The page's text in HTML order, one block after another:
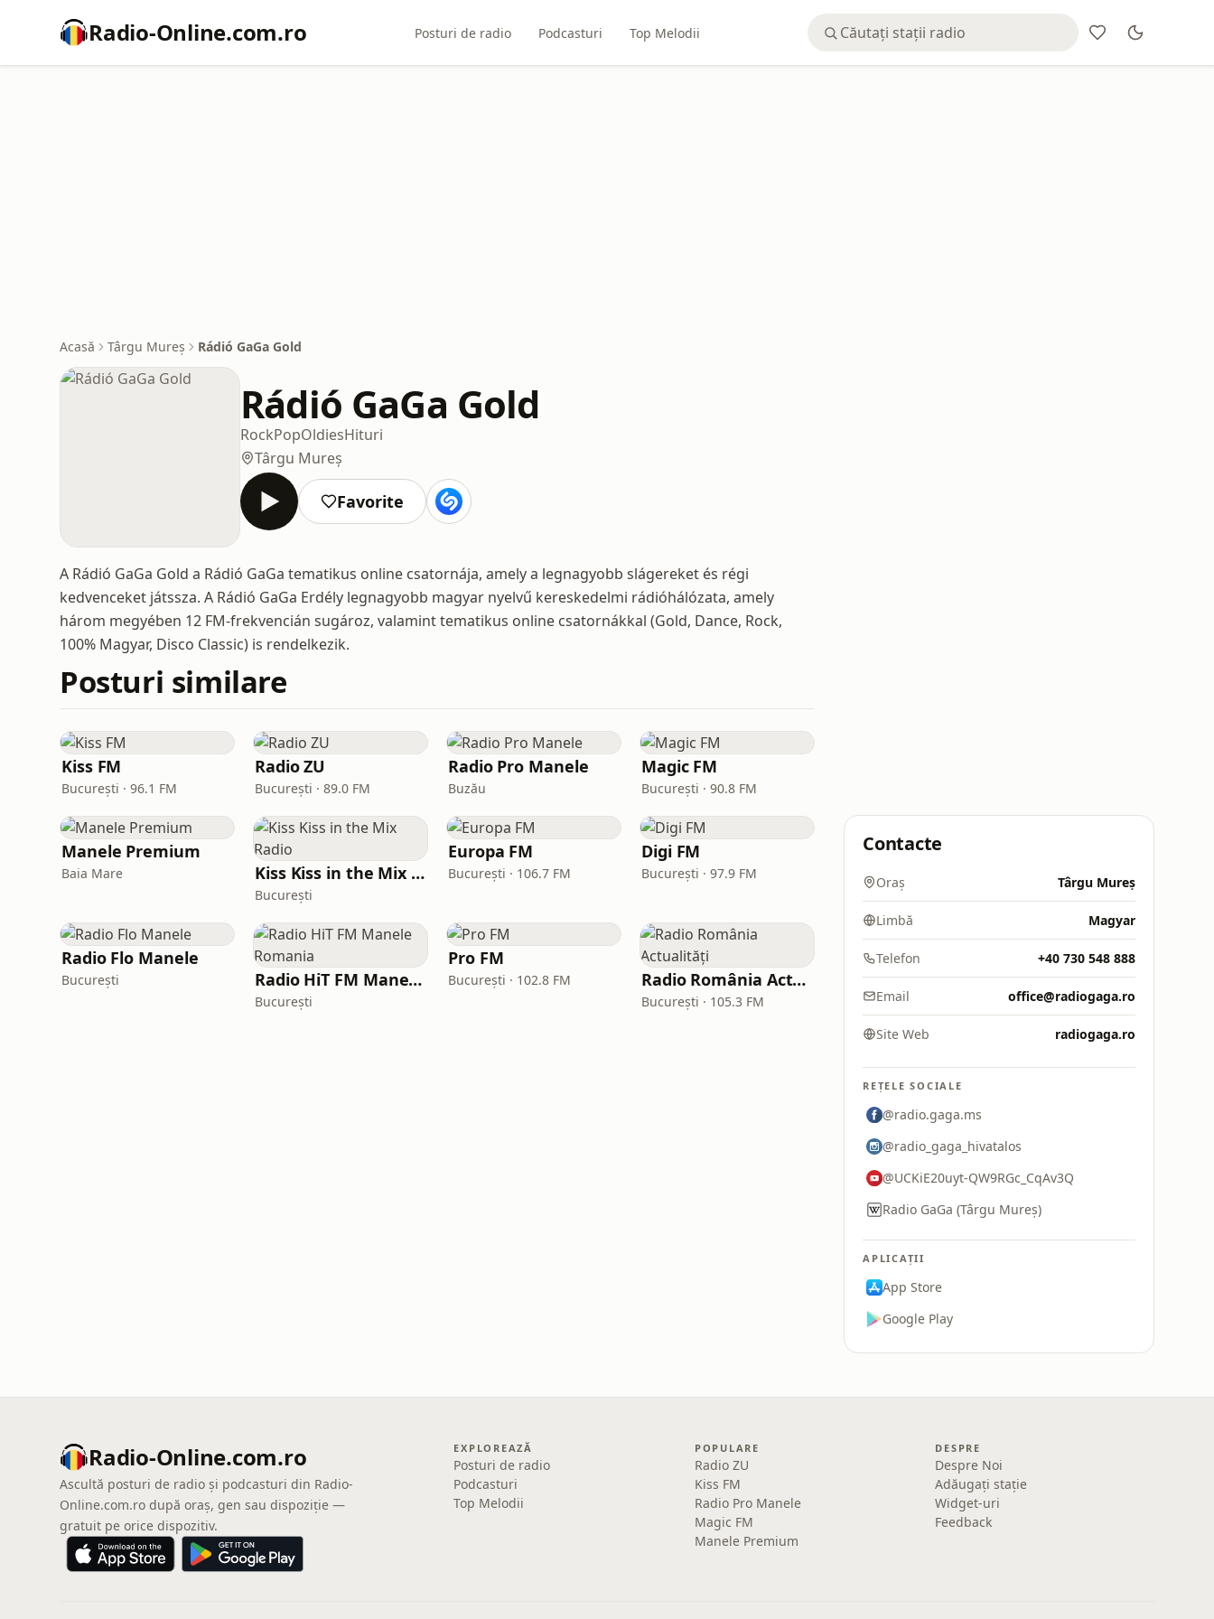
Radio-Online.com.ro Posturi de radio Podcasturi Top Melodii
Acasă Târgu Mureș Rádió GaGa Gold
Rádió GaGa Gold
RockPopOldiesHituri
Târgu Mureș
Favorite
A Rádió GaGa Gold a Rádió GaGa tematikus online csatornája, amely a legnagyobb slágereket és régi
kedvenceket játssza. A Rádió GaGa Erdély legnagyobb magyar nyelvű kereskedelmi rádióhálózata, amely
három megyében 12 FM-frekvencián sugároz, valamint tematikus online csatornákkal (Gold, Dance, Rock,
100% Magyar, Disco Classic) is rendelkezik.
Posturi similare
Kiss FM
București · 96.1 FM
Radio ZU
București · 89.0 FM
Radio Pro Manele
Buzău
Magic FM
București · 90.8 FM
Manele Premium
Baia Mare Kiss Kiss in the Mix Radio
București
Europa FM
București · 106.7 FM
Digi FM
București · 97.9 FM
Radio Flo Manele
București Radio HiT FM Manele Romania
București
Pro FM
București · 102.8 FM Radio România Actualități
București · 105.3 FM
Contacte
Oraș Târgu Mureș
Limbă Magyar
Telefon +40 730 548 888
Email office@radiogaga.ro
Site Web radiogaga.ro
REȚELE SOCIALE
@radio.gaga.ms
@radio_gaga_hivatalos
@UCKiE20uyt-QW9RGc_CqAv3Q
Radio GaGa (Târgu Mureș)
APLICAȚII
App Store
Google Play
Radio-Online.com.ro
Ascultă posturi de radio și podcasturi din Radio-
Online.com.ro după oraș, gen sau dispoziție —
gratuit pe orice dispozitiv.
EXPLOREAZĂ
Posturi de radio
Podcasturi
Top Melodii
POPULARE
Radio ZU
Kiss FM
Radio Pro Manele
Magic FM
Manele Premium
DESPRE
Despre Noi
Adăugați stație
Widget-uri
Feedback